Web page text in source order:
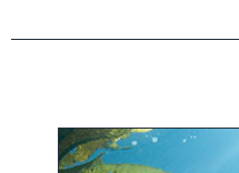
*Durchgeführt an